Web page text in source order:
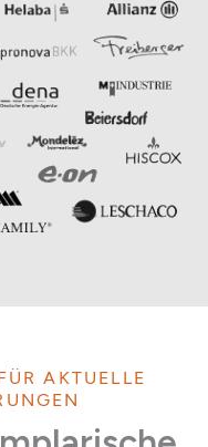
AKTUELLE